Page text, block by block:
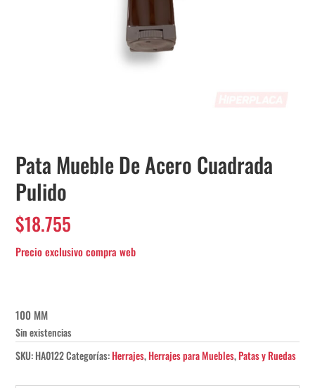
Pata Mueble De Acero Cuadrada
Pulido
$18.755
100 MM
Sin existencias
SKU:HA0122Categorías:Herrajes,Herrajes para Muebles,Patas y Ruedas